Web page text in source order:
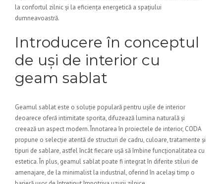
la confortul zilnic și la eficiența energetică a spațiului
dumneavoastră.
Introducere în conceptul
de uși de interior cu
geam sablat
Geamul sablat este o soluție populară pentru ușile de interior
deoarece oferă intimitate sporita, difuzează lumina naturală și
creează un aspect modern. Înnotarea în proiectele de interior, CODA
propune o selecție atentă de structuri de cadru, culoare, tratamente și
tipuri de sablare, astfel încât fiecare ușă să îmbine funcționalitatea cu
estetica. În plus, geamul sablat poate fi integrat în diferite stiluri de
amenajare, de la minimalist la industrial, oferind în același timp o